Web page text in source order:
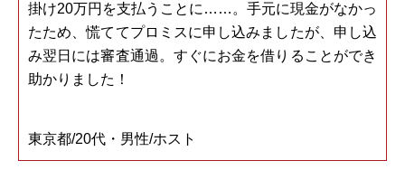
掛け20万円を支払うことに……。手元に現金がなかっ
たため、慌ててプロミスに申し込みましたが、申し込
み翌日には審査通過。すぐにお金を借りることができ
助かりました！
東京都/20代・男性/ホスト